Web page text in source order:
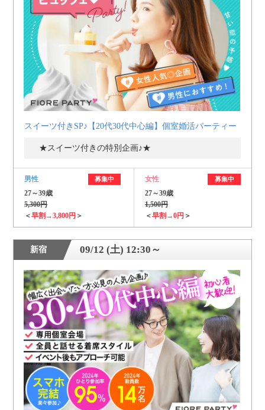
スイーツ付きSP♪【20代30代中心編】個室婚活パーティー
★スイーツ付きの特別企画♪★
男性 募集中
27～39歳
5,300円
＜早割→3,800円 ＞
女性 募集中
27～39歳
1,500円
＜早割→0円 ＞
新宿 09/12 (土) 12:30～